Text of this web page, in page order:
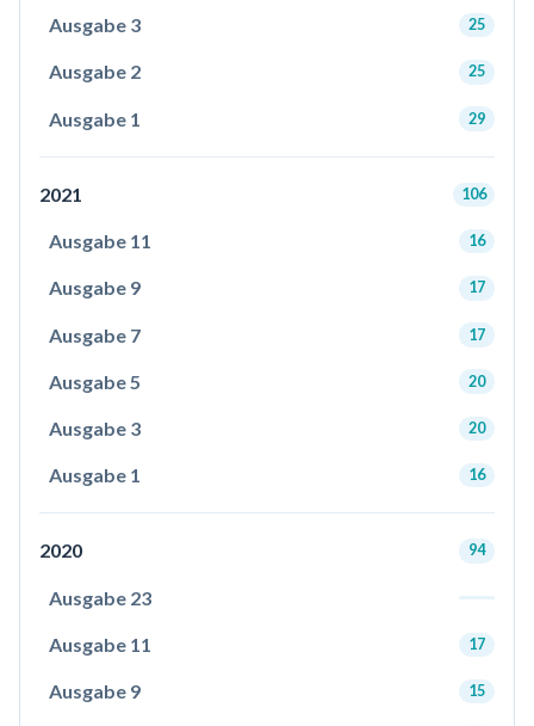
Ausgabe 3 25
Ausgabe 2 25
Ausgabe 1 29
2021 106
Ausgabe 11 16
Ausgabe 9 17
Ausgabe 7 17
Ausgabe 5 20
Ausgabe 3 20
Ausgabe 1 16
2020 94
Ausgabe 23
Ausgabe 11 17
Ausgabe 9 15